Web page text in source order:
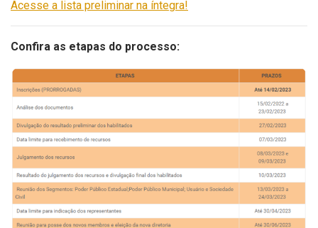
Acesse a lista preliminar na íntegra!
Confira as etapas do processo: